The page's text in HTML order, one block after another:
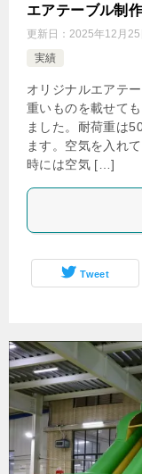
エアテーブル制
更新日： 2025年12月25
実績
オリジナルエアテ
重いものを載せて
ました。耐荷重は
ます。空気を入れ
時には空気 […]
Tweet